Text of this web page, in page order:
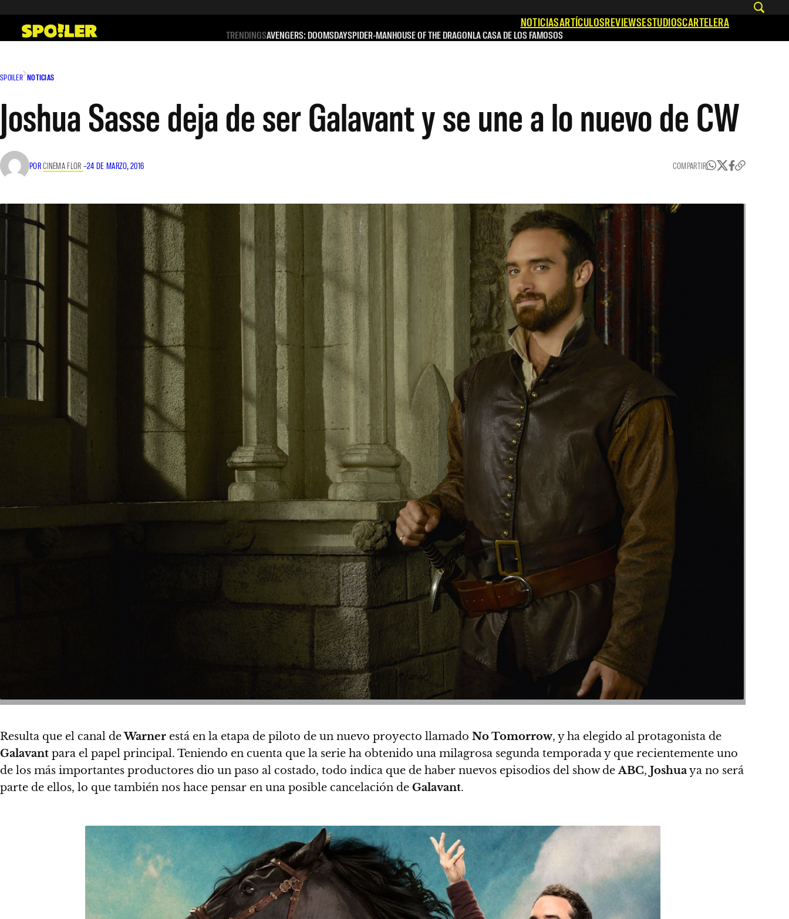
contenido
NOTICIASARTÍCULOSREVIEWSESTUDIOSCARTELERA
TRENDINGSAVENGERS: DOOMSDAYSPIDER-MANHOUSE OF THE DRAGONLA CASA DE LOS FAMOSOS
SPOILER NOTICIAS
Joshua Sasse deja de ser Galavant y se une a lo nuevo de CW
PORCINEMA FLOR –24 DE MARZO, 2016 COMPARTIR
Resulta que el canal deWarner está en la etapa de piloto de un nuevo proyecto llamado No Tomorrow, y ha elegido al protagonista de
Galavant para el papel principal. Teniendo en cuenta que la serie ha obtenido una milagrosa segunda temporada y que recientemente uno
de los más importantes productores dio un paso al costado, todo indica que de haber nuevos episodios del show deABC, Joshuaya no será
parte de ellos, lo que también nos hace pensar en una posible cancelación de Galavant.